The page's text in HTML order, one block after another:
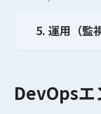
5. 運用（監
DevOpsエ